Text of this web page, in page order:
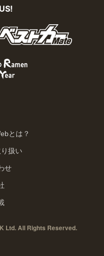
とは？
扱い
せ
Ltd. All Rights Reserved.